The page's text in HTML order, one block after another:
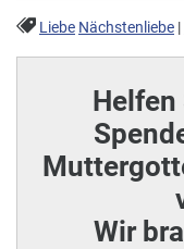
Liebe Nächstenliebe |
Helfen
Wir